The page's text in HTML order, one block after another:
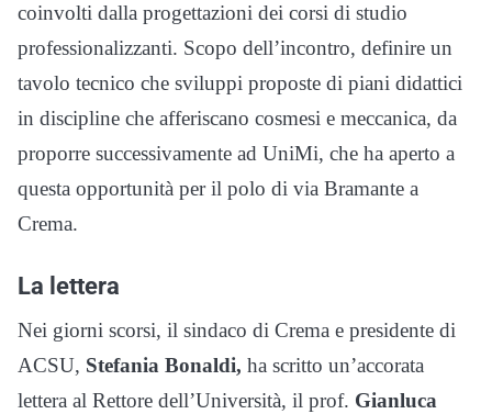
coinvolti dalla progettazioni dei corsi di studio
professionalizzanti. Scopo dell’incontro, definire un
tavolo tecnico che sviluppi proposte di piani didattici
in discipline che afferiscano cosmesi e meccanica, da
proporre successivamente ad UniMi, che ha aperto a
questa opportunità per il polo di via Bramante a
Crema.
La lettera
Nei giorni scorsi, il sindaco di Crema e presidente di
ACSU, Stefania Bonaldi, ha scritto un’accorata
lettera al Rettore dell’Università, il prof. Gianluca